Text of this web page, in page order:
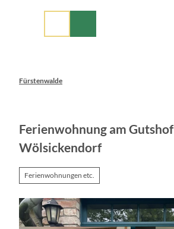
Fürstenwalde
Ferienwohnung am Gutshof
Wölsickendorf
Ferienwohnungen etc.